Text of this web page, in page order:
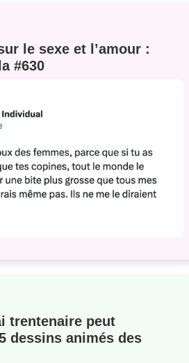
le sexe et l’amour :
#630
trentenaire peut
dessins animés des